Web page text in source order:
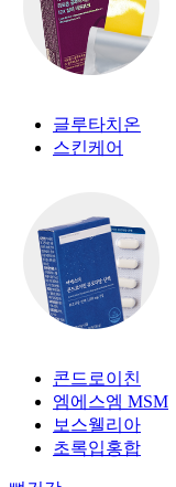
글루타치온
스킨케어
콘드로이친
엠에스엠 MSM
보스웰리아
초록입홍합